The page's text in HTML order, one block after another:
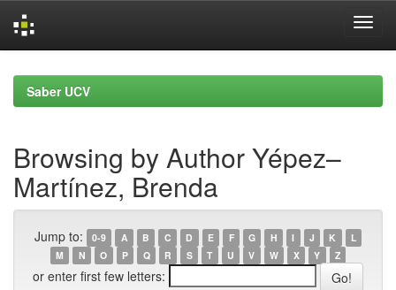
navigationSaber UCV
Browsing by Author Yépez–
Martínez, Brenda
Jump to: 0-9 A B C D E F G H I J K
L
M
N O P Q R S T U V W X Y Z
or enter first few letters: